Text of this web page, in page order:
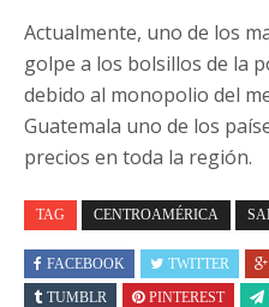
Actualmente, uno de los
golpe a los bolsillos de la
debido al monopolio del
Guatemala uno de los
precios en toda la región.
TAG CENTROAMÉRICA
FACEBOOK TWITTER
TUMBLR
PINTEREST